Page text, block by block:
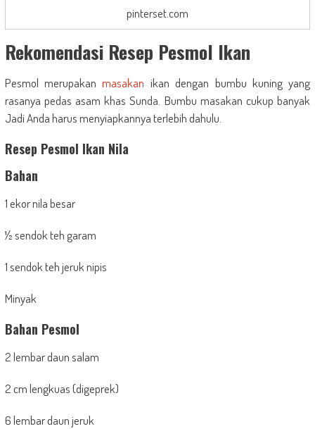
pinterset.com
Rekomendasi Resep Pesmol Ikan
Pesmol merupakanmasakan ikan dengan bumbu kuning yang
rasanya pedas asam khas Sunda. Bumbu masakan cukup banyak
Jadi Anda harus menyiapkannya terlebih dahulu.
Resep Pesmol Ikan Nila
Bahan
1 ekor nila besar
½ sendok teh garam
1 sendok teh jeruk nipis
Minyak
Bahan Pesmol
2 lembar daun salam
2 cm lengkuas (digeprek)
6 lembar daun jeruk